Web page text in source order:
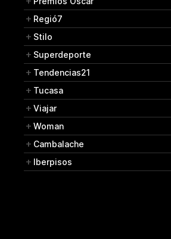
Regió7
Stilo
Superdeporte
Tendencias21
Tucasa
Viajar
Woman
Cambalache
Iberpisos